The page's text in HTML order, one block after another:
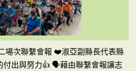
場次聯繫會報 ❤️淑亞副縣長代表縣
付出與努力👍 🗣藉由聯繫會報讓志